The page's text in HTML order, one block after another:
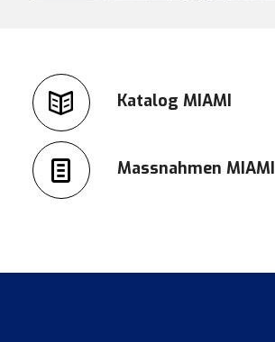
Katalog MIAMI
Massnahmen MIAMI